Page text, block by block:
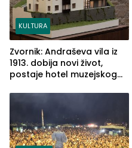
KULTURA
Zvornik: Andraševa vila iz
1913. dobija novi život,
postaje hotel muzejskog